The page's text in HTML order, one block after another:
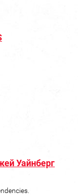
Уайнберг